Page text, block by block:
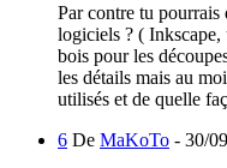
Par contre tu
logiciels ? (
bois pour les
les détails mais au
utilisés et de quelle
6 De MaKoTo - 30/